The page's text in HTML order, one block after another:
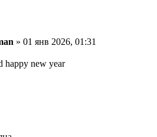
» 01 янв 2026, 01:31
happy new year